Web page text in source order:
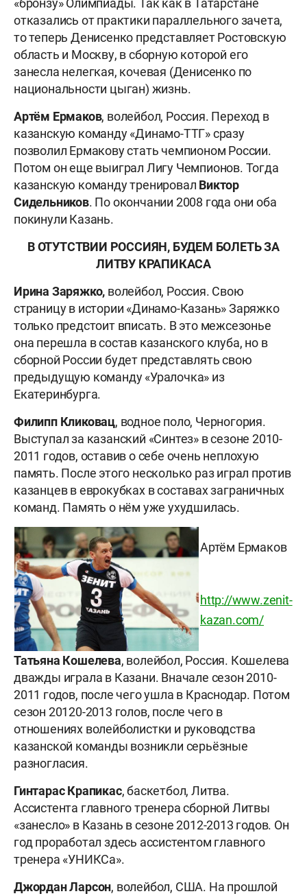
«бронзу» Олимпиады. Так как в Татарстане
отказались от практики параллельного зачета,
то теперь Денисенко представляет Ростовскую
область и Москву, в сборную которой его
занесла нелегкая, кочевая (Денисенко по
национальности цыган) жизнь.
Артём Ермаков, волейбол, Россия. Переход в
казанскую команду «Динамо-ТТГ» сразу
позволил Ермакову стать чемпионом России.
Потом он еще выиграл Лигу Чемпионов. Тогда
казанскую команду тренировал Виктор
Сидельников. По окончании 2008 года они оба
покинули Казань.
В ОТУТСТВИИ РОССИЯН, БУДЕМ БОЛЕТЬ ЗА
ЛИТВУ КРАПИКАСА
Ирина Заряжко, волейбол, Россия. Свою
страницу в истории «Динамо-Казань» Заряжко
только предстоит вписать. В это межсезонье
она перешла в состав казанского клуба, но в
сборной России будет представлять свою
предыдущую команду «Уралочка» из
Екатеринбурга.
Филипп Кликовац, водное поло, Черногория.
Выступал за казанский «Синтез» в сезоне 2010-
2011 годов, оставив о себе очень неплохую
память. После этого несколько раз играл против
казанцев в еврокубках в составах заграничных
команд. Память о нём уже ухудшилась.
Артём Ермаков
http://www.zenit-
kazan.com/
Татьяна Кошелева, волейбол, Россия. Кошелева
дважды играла в Казани. Вначале сезон 2010-
2011 годов, после чего ушла в Краснодар. Потом
сезон 20120-2013 голов, после чего в
отношениях волейболистки и руководства
казанской команды возникли серьёзные
разногласия.
Гинтарас Крапикас, баскетбол, Литва.
Ассистента главного тренера сборной Литвы
«занесло» в Казань в сезоне 2012-2013 годов. Он
год проработал здесь ассистентом главного
тренера «УНИКСа».
Джордан Ларсон, волейбол, США. На прошлой